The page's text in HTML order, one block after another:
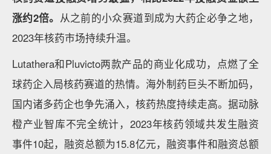
因此以上两个赛道在融资表现方面相对稳健。2023年
小分子化药与抗体药物研发领域分别有6家和5家创新
总体来看，2023年在小分子化药和抗体药赛道逆势完
成大额融资的项目具有普遍共性，多是 具有核心技术平
台、产品管线立项足够差异化、临床进度处于市场前
列、临床试验稳步推进并具有不错临床数据 的企业。